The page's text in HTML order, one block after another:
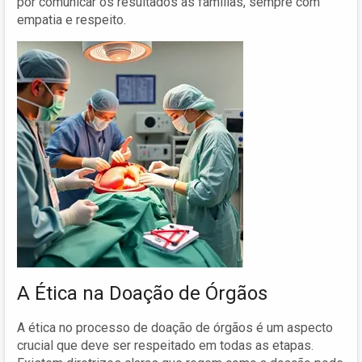
empatia e respeito.
A Ética na Doação de Órgãos
A ética no processo de doação de órgãos é um aspecto
crucial que deve ser respeitado em todas as etapas.